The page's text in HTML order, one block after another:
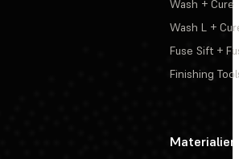
Wash + Cure
Wash L +
Fuse Sift +
Finishing
Materialien